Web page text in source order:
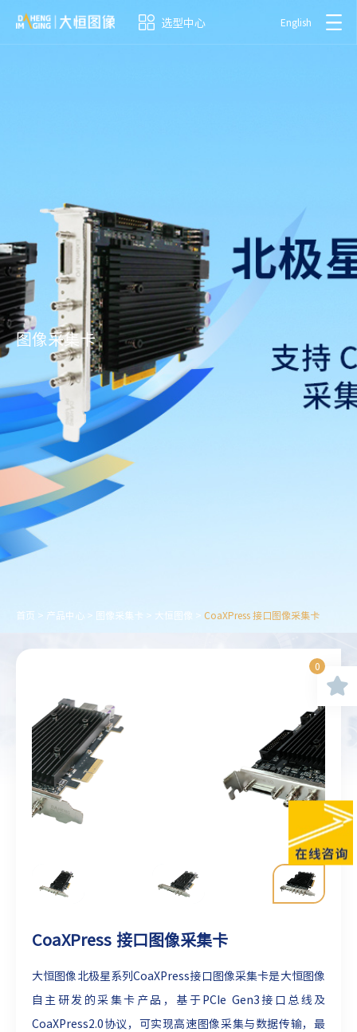
选型中心 English
图像采集卡
首页 > 产品中心 > 图像采集卡 > 大恒图像 > CoaXPress 接口图像采集卡
CoaXPress 接口图像采集卡
大恒图像北极星系列CoaXPress接口图像采集卡是大恒图像
自主研发的采集卡产品，基于PCIe Gen3接口总线及
CoaXPress2.0协议，可实现高速图像采集与数据传输，最
0